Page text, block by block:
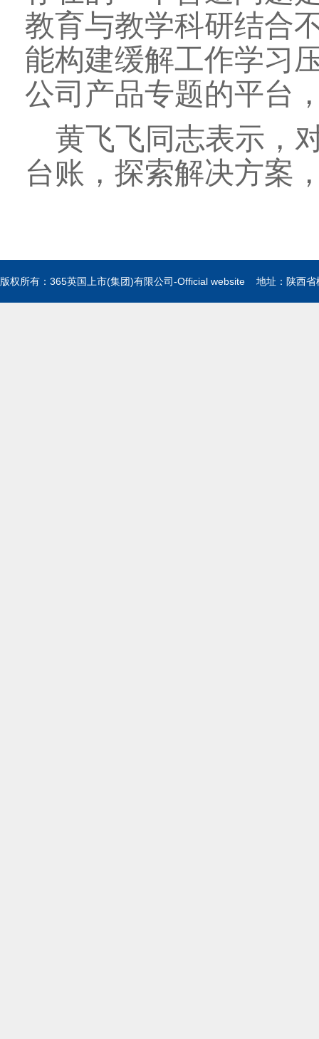
教育与教学科研结合
能构建缓解工作学习
公司产品专题的平台
黄飞飞同志表示，
台账，探索解决方案
版权所有：365英国上市(集团)有限公司-Official website 地址：陕